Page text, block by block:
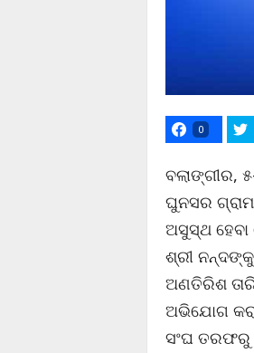
0
ବଲାଙ୍ଗୀର,
ଘୁନସର
ଅସୁସ୍ଥ
ଶ୍ରୀ
ଅଣତିରିଶ
ଅଭିଯୋଗ
ସଂଘ ତରଫରୁ